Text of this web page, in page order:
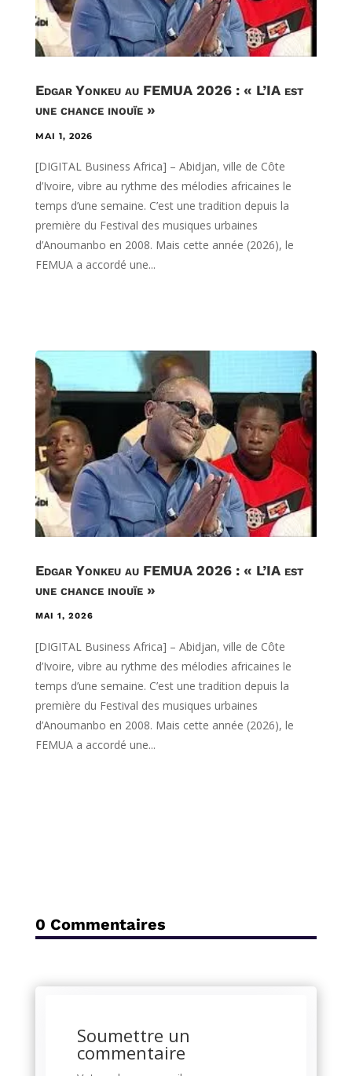
Edgar Yonkeu au FEMUA 2026 : « L’IA est
une chance inouïe »
MAI 1, 2026
[DIGITAL Business Africa] – Abidjan, ville de Côte
d’Ivoire, vibre au rythme des mélodies africaines le
temps d’une semaine. C’est une tradition depuis la
première du Festival des musiques urbaines
d’Anoumanbo en 2008. Mais cette année (2026), le
FEMUA a accordé une...
Edgar Yonkeu au FEMUA 2026 : « L’IA est
une chance inouïe »
MAI 1, 2026
[DIGITAL Business Africa] – Abidjan, ville de Côte
d’Ivoire, vibre au rythme des mélodies africaines le
temps d’une semaine. C’est une tradition depuis la
première du Festival des musiques urbaines
d’Anoumanbo en 2008. Mais cette année (2026), le
FEMUA a accordé une...
0 Commentaires
Soumettre un
commentaire